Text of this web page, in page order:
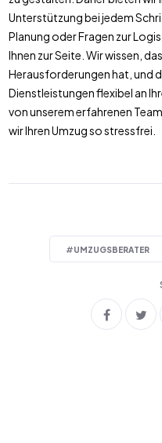
Unterstützung bei jedem
Planung oder Fragen zur
Ihnen zur Seite. Wir wissen,
Herausforderungen hat, und
Dienstleistungen flexibel an
von unserem erfahrenen
wir Ihren Umzug so stressfrei.
#UMZUGSBERATER